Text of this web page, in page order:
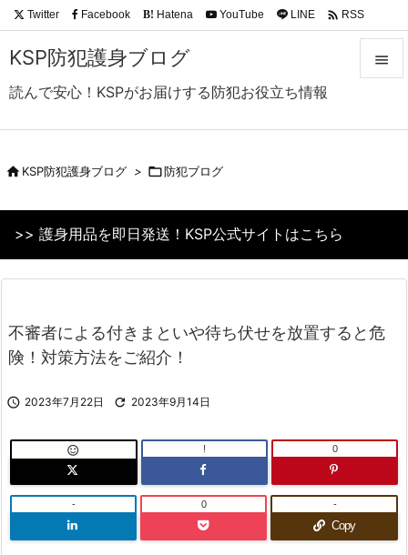
KSP防犯護身ブログ
読んで安心！KSPがお届けする防犯お役立ち情報

前へ
次へ
Twitter Facebook B! Hatena YouTube LINE  RSS
KSP防犯護身ブログ > 防犯ブログ
>> 護身用品を即日発送！KSP公式サイトはこちら
不審者による付きまといや待ち伏せを放置すると危
険！対策方法をご紹介！
 2023年7月22日  2023年9月14日
 ! 0
- 0
Copy
-